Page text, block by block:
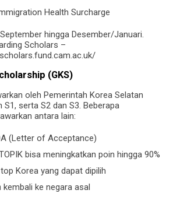
Health Surcharge
hingga Desember/Januari.
Scholars –
(GKS)
oleh Pemerintah Korea Selatan
S1, serta S2 dan S3. Beberapa
antara lain:
(Letter of Acceptance)
bisa meningkatkan poin hingga 90%
Korea yang dapat dipilih
kembali ke negara asal